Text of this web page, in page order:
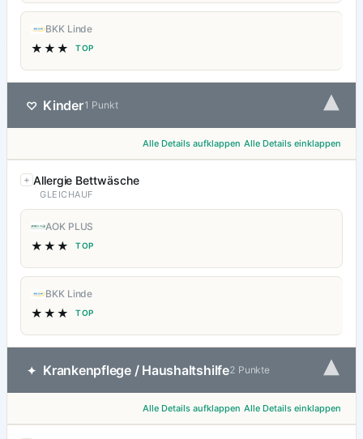
BKK Linde
★★★ TOP
♡ Kinder1 Punkt ▾
Alle Details aufklappen Alle Details einklappen
Allergie Bettwäsche
GLEICHAUF
AOK PLUS
★★★ TOP
BKK Linde
★★★ TOP
✦ Krankenpflege / Haushaltshilfe2 Punkte ▾
Alle Details aufklappen Alle Details einklappen